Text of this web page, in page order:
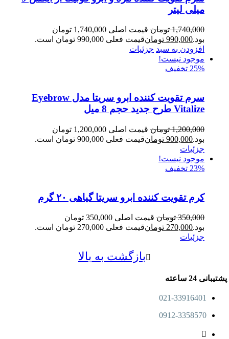
میلی لیتر
1,740,000 تومان
قیمت اصلی 1,740,000 تومان
بود.990,000 تومانقیمت فعلی 990,000 تومان است.
افزودن به سبد جزئیات
موجود نیست!
25% تخفیف
سرم تقویت کننده ابرو سریتا مدل Eyebrow
Vitalize طرح جدید حجم 8 میل
1,200,000 تومان
قیمت اصلی 1,200,000 تومان
بود.900,000 تومانقیمت فعلی 900,000 تومان است.
جزئیات
موجود نیست!
23% تخفیف
کرم تقویت کننده ابرو سریتا گیاهی ۲۰ گرم
350,000 تومان
قیمت اصلی 350,000 تومان
بود.270,000 تومانقیمت فعلی 270,000 تومان است.
جزئیات
بازگشت به بالا
پشتیبانی 24 ساعته
021-33916401
0912-3358570